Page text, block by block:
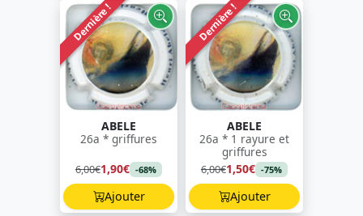
Dernière !
ABELE
26a * griffures
6,00€1,90€ -68%
Ajouter
Dernière !
ABELE
26a * 1 rayure et
griffures
6,00€1,50€ -75%
Ajouter